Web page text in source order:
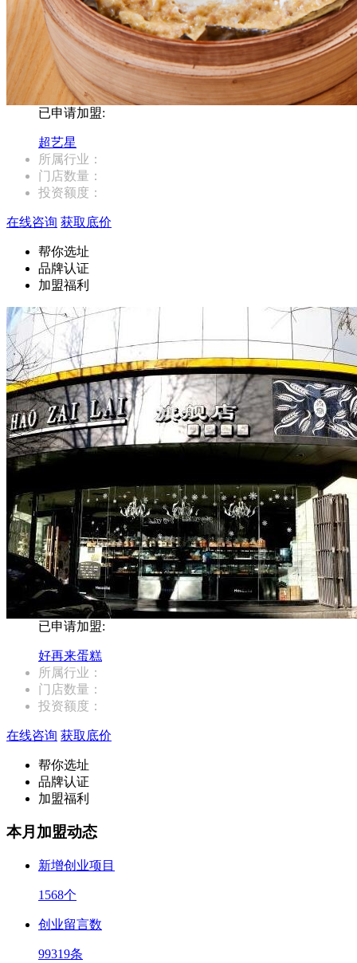
已申请加盟:
超艺星
所属行业：
门店数量：
投资额度：
在线咨询 获取底价
帮你选址
品牌认证
加盟福利
已申请加盟:
好再来蛋糕
所属行业：
门店数量：
投资额度：
在线咨询 获取底价
帮你选址
品牌认证
加盟福利
本月加盟动态
新增创业项目
1568个
创业留言数
99319条